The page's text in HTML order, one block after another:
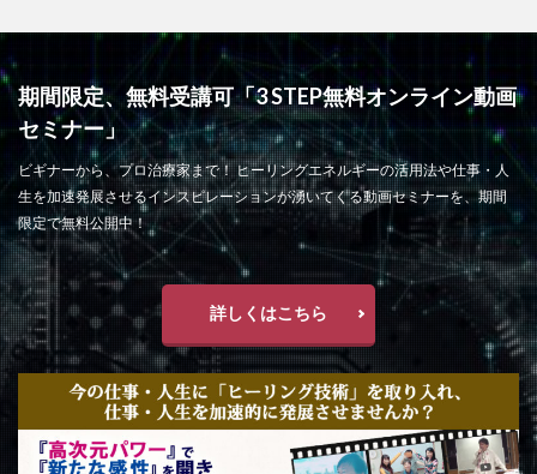
期間限定、無料受講可「3 STEP無料オンライン動画
セミナー」
ビギナーから、プロ治療家まで！ ヒーリングエネルギーの活用法や仕事・人
生を加速発展させるインスピレーションが湧いてくる動画セミナーを、期間
限定で無料公開中！
詳しくはこちら